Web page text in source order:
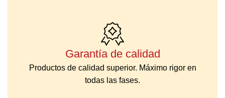
Garantía de calidad
Productos de calidad superior. Máximo rigor en
todas las fases.